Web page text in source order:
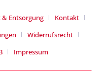
& Entsorgung
Kontakt
Widerrufsrecht
Impressum